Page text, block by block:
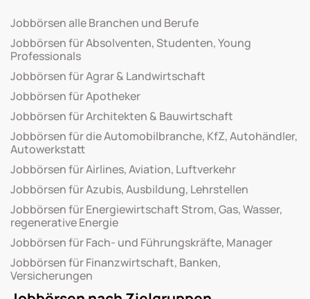
Jobbörsen alle Branchen und Berufe
Jobbörsen für Absolventen, Studenten, Young
Professionals
Jobbörsen für Agrar & Landwirtschaft
Jobbörsen für Apotheker
Jobbörsen für Architekten & Bauwirtschaft
Jobbörsen für die Automobilbranche, KfZ, Autohändler,
Autowerkstatt
Jobbörsen für Airlines, Aviation, Luftverkehr
Jobbörsen für Azubis, Ausbildung, Lehrstellen
Jobbörsen für Energiewirtschaft Strom, Gas, Wasser,
regenerative Energie
Jobbörsen für Fach- und Führungskräfte, Manager
Jobbörsen für Finanzwirtschaft, Banken,
Versicherungen